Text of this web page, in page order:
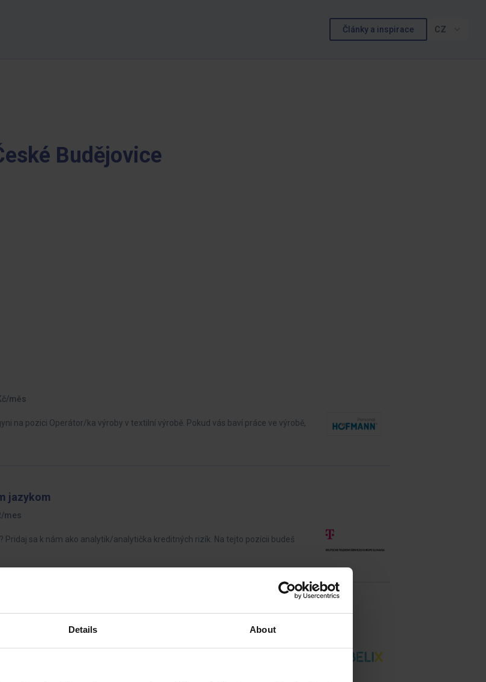
Details About
Články a inspirace CZ
Budějovice
měs
na pozici Operátor/ka výroby v textilní výrobě. Pokud vás baví práce ve výrobě,
jazykom
mes
Pridaj sa k nám ako analytik/analytička kreditných rizík. Na tejto pozícii budeš
Rozšiřujeme montážní tým a hledáme kolegy s praxí. Budeš
a…